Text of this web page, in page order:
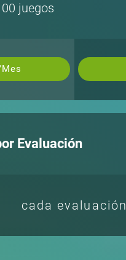
juegos
Evaluación
cada evaluación